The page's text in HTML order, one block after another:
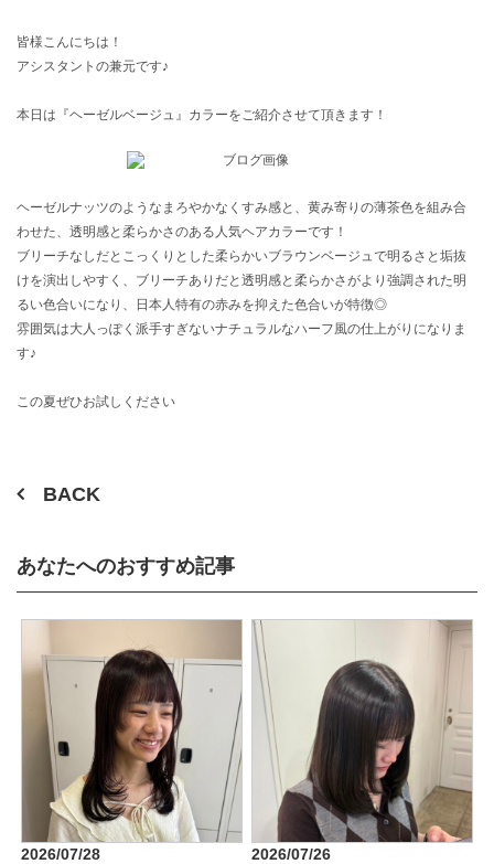
皆様こんにちは！
アシスタントの兼元です♪
本日は『ヘーゼルベージュ』カラーをご紹介させて頂きます！
ヘーゼルナッツのようなまろやかなくすみ感と、黄み寄りの薄茶色を組み合
わせた、透明感と柔らかさのある人気ヘアカラーです！
ブリーチなしだとこっくりとした柔らかいブラウンベージュで明るさと垢抜
けを演出しやすく、ブリーチありだと透明感と柔らかさがより強調された明
るい色合いになり、日本人特有の赤みを抑えた色合いが特徴◎
雰囲気は大人っぽく派手すぎないナチュラルなハーフ風の仕上がりになりま
す♪
この夏ぜひお試しください
BACK
あなたへのおすすめ記事
2026/07/28
2026/07/26